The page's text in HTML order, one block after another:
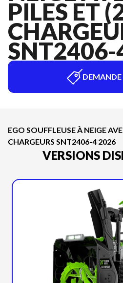
PILES ET
DEMANDE
EGO SOUFFLEUSE À NEIGE
CHARGEURS SNT2406-4 2026
VERSIONS